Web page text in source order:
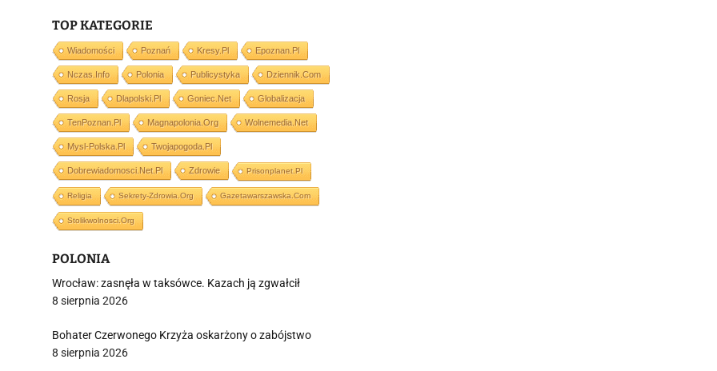
TOP KATEGORIE
Wiadomości Poznań Kresy.pl Epoznan.pl
Nczas.info Polonia Publicystyka Dziennik.com
Rosja Dlapolski.pl Goniec.net Globalizacja
TenPoznan.pl Magnapolonia.org Wolnemedia.net
Mysl-Polska.pl Twojapogoda.pl
Dobrewiadomosci.net.pl Zdrowie Prisonplanet.pl
Religia Sekrety-Zdrowia.org Gazetawarszawska.com
Stolikwolnosci.org
POLONIA
Wrocław: zasnęła w taksówce. Kazach ją zgwałcił
8 sierpnia 2026
Bohater Czerwonego Krzyża oskarżony o zabójstwo
8 sierpnia 2026